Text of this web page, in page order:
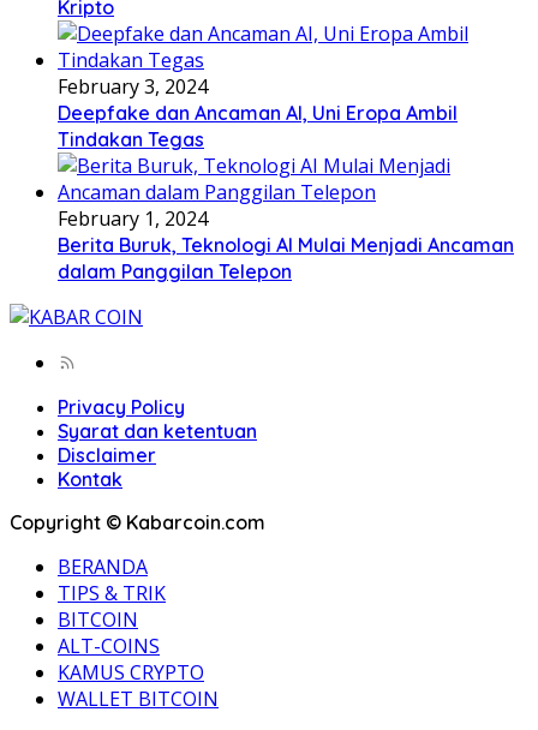
Kripto
February 3, 2024
Deepfake dan Ancaman AI, Uni Eropa Ambil
Tindakan Tegas
February 1, 2024
Berita Buruk, Teknologi AI Mulai Menjadi Ancaman
dalam Panggilan Telepon
Privacy Policy
Syarat dan ketentuan
Disclaimer
Kontak
Copyright © Kabarcoin.com
BERANDA
TIPS & TRIK
BITCOIN
ALT-COINS
KAMUS CRYPTO
WALLET BITCOIN